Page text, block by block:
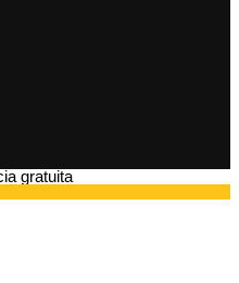
gratuita